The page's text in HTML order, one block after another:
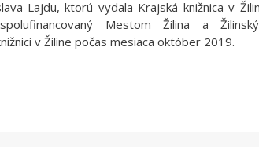
Lajdu, ktorú vydala Krajská knižnica v
Mestom Žilina a
v Žiline počas mesiaca október 2019.